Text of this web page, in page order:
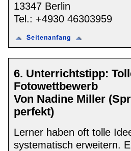
13347 Berlin
Tel.: +4930 46303959
6. Unterrichtstipp:
Fotowettbewerb
Von Nadine Miller
perfekt)
Lerner haben oft tolle
systematisch erweitern.